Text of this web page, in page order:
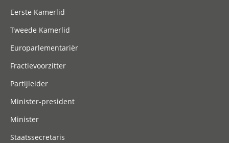
Eerste Kamerlid
Tweede Kamerlid
Europarlementariër
Fractievoorzitter
Partijleider
Minister-president
Minister
Staatssecretaris